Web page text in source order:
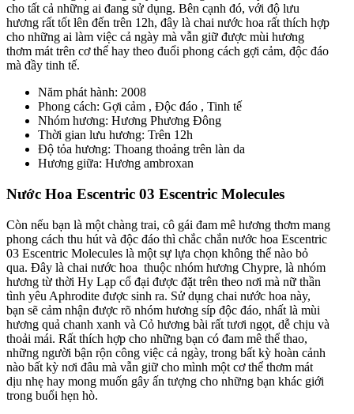
cho tất cả những ai đang sử dụng. Bên cạnh đó, với độ lưu
hương rất tốt lên đến trên 12h, đây là chai nước hoa rất thích hợp
cho những ai làm việc cả ngày mà vẫn giữ được mùi hương
thơm mát trên cơ thể hay theo đuổi phong cách gợi cảm, độc đáo
mà đầy tinh tế.
Năm phát hành: 2008
Phong cách: Gợi cảm , Độc đáo , Tinh tế
Nhóm hương: Hương Phương Đông
Thời gian lưu hương: Trên 12h
Độ tỏa hương: Thoang thoảng trên làn da
Hương giữa: Hương ambroxan
Nước Hoa Escentric 03 Escentric Molecules
Còn nếu bạn là một chàng trai, cô gái đam mê hương thơm mang
phong cách thu hút và độc đáo thì chắc chắn nước hoa Escentric
03 Escentric Molecules là một sự lựa chọn không thể nào bỏ
qua. Đây là chai nước hoa thuộc nhóm hương Chypre, là nhóm
hương từ thời Hy Lạp cổ đại được đặt trên theo nơi mà nữ thần
tình yêu Aphrodite được sinh ra. Sử dụng chai nước hoa này,
bạn sẽ cảm nhận được rõ nhóm hương síp độc đáo, nhất là mùi
hương quả chanh xanh và Cỏ hương bài rất tươi ngọt, dễ chịu và
thoải mái. Rất thích hợp cho những bạn có đam mê thể thao,
những người bận rộn công việc cả ngày, trong bất kỳ hoàn cảnh
nào bất kỳ nơi đâu mà vẫn giữ cho mình một cơ thể thơm mát
dịu nhẹ hay mong muốn gây ấn tượng cho những bạn khác giới
trong buổi hẹn hò.